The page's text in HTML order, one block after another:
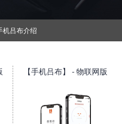
机吕布介绍
【手机吕布】 - 物联网版